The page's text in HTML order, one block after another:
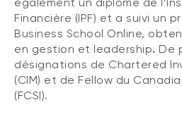
Financière (IPF) et a suivi un
Business School Online,
en gestion et leadership. De
désignations de Chartered
(CIM) et de Fellow du
(FCSI).